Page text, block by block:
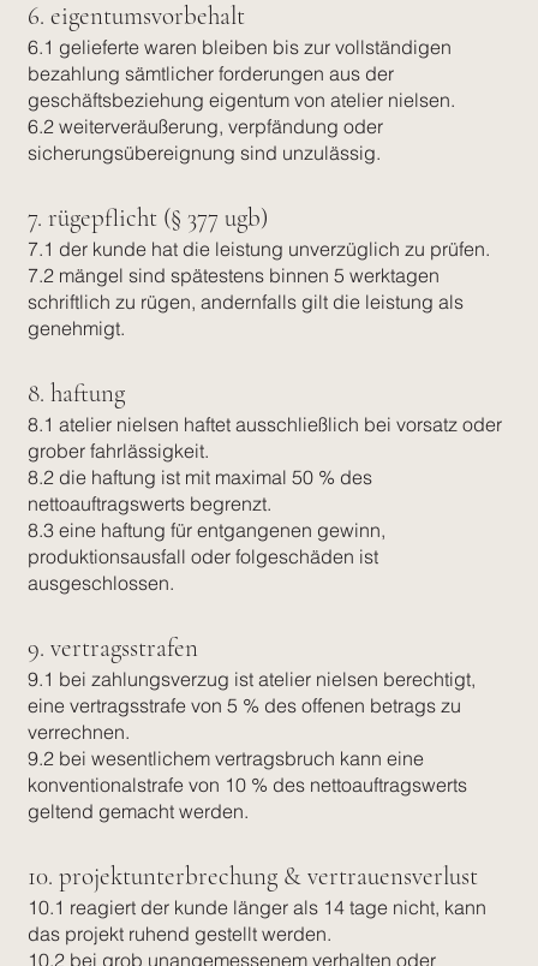
6. eigentumsvorbehalt
6.1 gelieferte waren bleiben bis zur vollständigen
bezahlung sämtlicher forderungen aus der
geschäftsbeziehung eigentum von atelier nielsen.
6.2 weiterveräußerung, verpfändung oder
sicherungsübereignung sind unzulässig.
7. rügepflicht (§ 377 ugb)
7.1 der kunde hat die leistung unverzüglich zu prüfen.
7.2 mängel sind spätestens binnen 5 werktagen
schriftlich zu rügen, andernfalls gilt die leistung als
genehmigt.
8. haftung
8.1 atelier nielsen haftet ausschließlich bei vorsatz oder
grober fahrlässigkeit.
8.2 die haftung ist mit maximal 50 % des
nettoauftragswerts begrenzt.
8.3 eine haftung für entgangenen gewinn,
produktionsausfall oder folgeschäden ist
ausgeschlossen.
9. vertragsstrafen
9.1 bei zahlungsverzug ist atelier nielsen berechtigt,
eine vertragsstrafe von 5 % des offenen betrags zu
verrechnen.
9.2 bei wesentlichem vertragsbruch kann eine
konventionalstrafe von 10 % des nettoauftragswerts
geltend gemacht werden.
10. projektunterbrechung & vertrauensverlust
10.1 reagiert der kunde länger als 14 tage nicht, kann
das projekt ruhend gestellt werden.
10.2 bei grob unangemessenem verhalten oder